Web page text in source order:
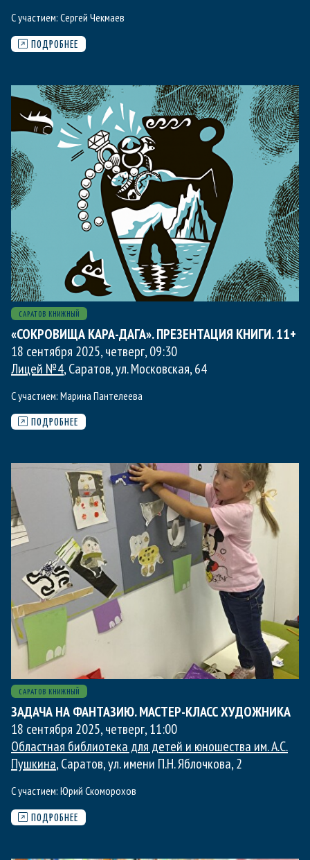
С участием: Сергей Чекмаев
ПОДРОБНЕЕ
САРАТОВ КНИЖНЫЙ
«СОКРОВИЩА КАРА-ДАГА». ПРЕЗЕНТАЦИЯ КНИГИ. 11+
18 сентября 2025, четверг,09:30
Лицей №4, Саратов, ул. Московская, 64
С участием: Марина Пантелеева
ПОДРОБНЕЕ
САРАТОВ КНИЖНЫЙ
ЗАДАЧА НА ФАНТАЗИЮ. МАСТЕР-КЛАСС ХУДОЖНИКА
18 сентября 2025, четверг,11:00
Областная библиотека для детей и юношества им. А.С.
Пушкина, Саратов, ул. имени П.Н. Яблочкова, 2
С участием: Юрий Скоморохов
ПОДРОБНЕЕ